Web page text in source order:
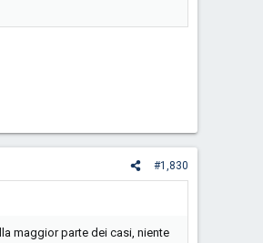
#1,830
maggior parte dei casi, niente